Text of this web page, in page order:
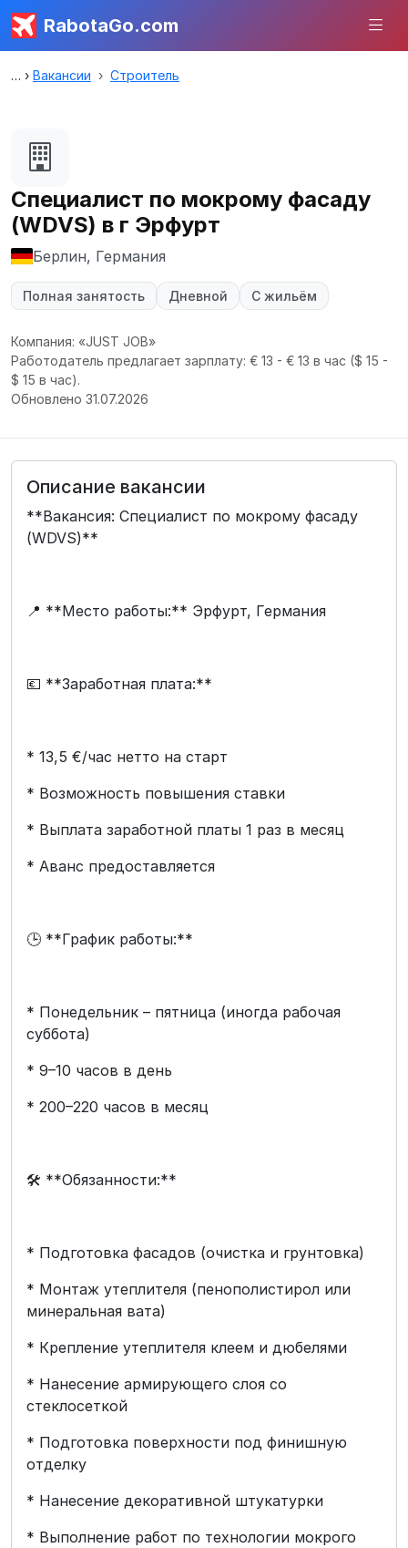
RabotaGo.com
Вакансии Строитель
Специалист по мокрому фасаду
(WDVS) в г Эрфурт
Берлин, Германия
Полная занятость Дневной С жильём
Компания: «JUST JOB»
Работодатель предлагает зарплату: € 13 - € 13 в час ($ 15 -
$ 15 в час).
Обновлено 31.07.2026
Описание вакансии
**Вакансия: Специалист по мокрому фасаду
(WDVS)**
📍 **Место работы:** Эрфурт, Германия
💶 **Заработная плата:**
* 13,5 €/час нетто на старт
* Возможность повышения ставки
* Выплата заработной платы 1 раз в месяц
* Аванс предоставляется
🕒 **График работы:**
* Понедельник – пятница (иногда рабочая
суббота)
* 9–10 часов в день
* 200–220 часов в месяц
🛠 **Обязанности:**
* Подготовка фасадов (очистка и грунтовка)
* Монтаж утеплителя (пенополистирол или
минеральная вата)
* Крепление утеплителя клеем и дюбелями
* Нанесение армирующего слоя со
стеклосеткой
* Подготовка поверхности под финишную
отделку
* Нанесение декоративной штукатурки
* Выполнение работ по технологии мокрого